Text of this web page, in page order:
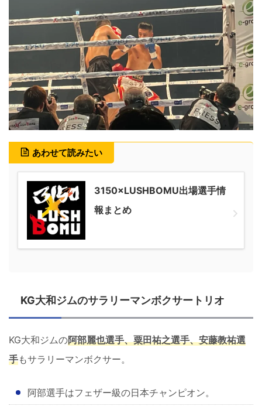
あわせて読みたい
3150×LUSHBOMU出場選手情
報まとめ
KG大和ジムのサラリーマンボクサートリオ
KG大和ジムの阿部麗也選手、粟田祐之選手、安藤教祐選
手もサラリーマンボクサー。
阿部選手はフェザー級の日本チャンピオン。